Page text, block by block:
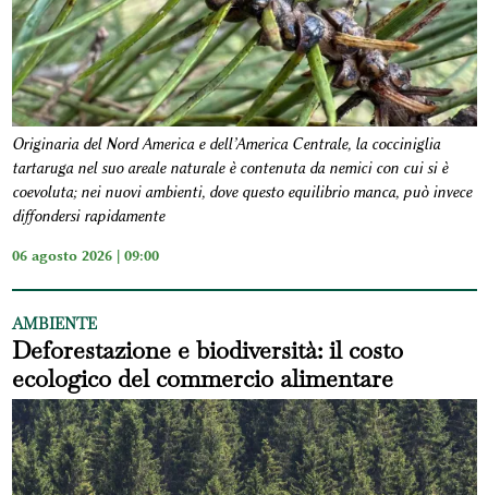
Originaria del Nord America e dell’America Centrale, la cocciniglia
tartaruga nel suo areale naturale è contenuta da nemici con cui si è
coevoluta; nei nuovi ambienti, dove questo equilibrio manca, può invece
diffondersi rapidamente
06 agosto 2026 | 09:00
AMBIENTE
Deforestazione e biodiversità: il costo
ecologico del commercio alimentare